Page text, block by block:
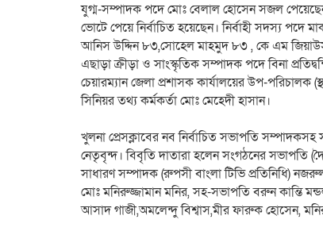
যুগ্ম-সম্পাদক পদে মোঃ বেলাল হোসেন সজল
ভোটে পেয়ে নির্বাচিত হয়েছেন। নির্বাহী সদস্য
আনিস উদ্দিন ৮৩,সোহেল মাহমুদ ৮৩ , কে এম
এছাড়া ক্রীড়া ও সাংস্কৃতিক সম্পাদক পদে বিনা
চেয়ারম্যান জেলা প্রশাসক কার্যালয়ের উপ-
সিনিয়র তথ্য কর্মকর্তা মোঃ মেহেদী হাসান।
খুলনা প্রেসক্লাবের নব নির্বাচিত সভাপতি
নেতৃবৃন্দ। বিবৃতি দাতারা হলেন সংগঠনের সভাপতি
সাধারণ সম্পাদক (রুপসী বাংলা টিভি প্রতিনিধি)
মোঃ মনিরুজ্জামান মনির, সহ-সভাপতি বরুন কান্তি
আসাদ গাজী,অমলেন্দু বিশ্বাস,মীর ফারুক হোসেন,